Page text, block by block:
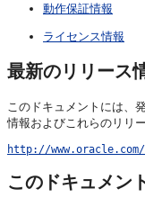
動作保証情報
ライセンス情報
最新のリリース
このドキュメントには、
情報およびこれらのリリ
http://
このドキュメン